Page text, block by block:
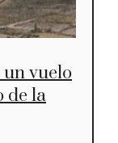
vuelo
de la